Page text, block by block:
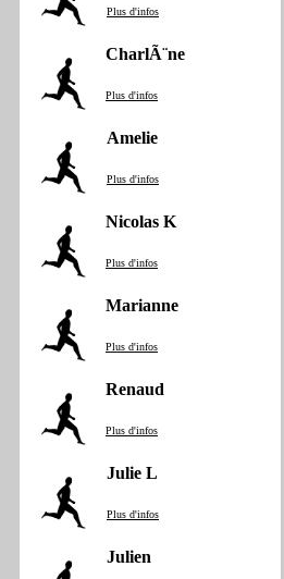
Plus d'infos
CharlÃ¨ne
Plus d'infos
Amelie
Plus d'infos
Nicolas K
Plus d'infos
Marianne
Plus d'infos
Renaud
Plus d'infos
Julie L
Plus d'infos
Julien